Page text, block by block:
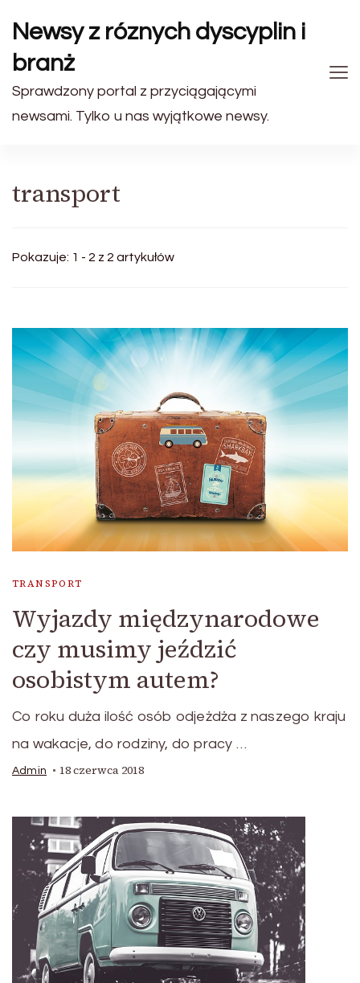
Newsy z róznych dyscyplin i
branż
Sprawdzony portal z przyciągającymi
newsami. Tylko u nas wyjątkowe newsy.
transport
Pokazuje: 1 - 2 z 2 artykułów
TRANSPORT
Wyjazdy międzynarodowe
czy musimy jeździć
osobistym autem?
Co roku duża ilość osób odjeżdża z naszego kraju
na wakacje, do rodziny, do pracy …
Admin 18 czerwca 2018